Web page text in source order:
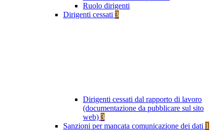
Ruolo dirigenti
Dirigenti cessati 3
Dirigenti cessati dal rapporto di lavoro
(documentazione da pubblicare sul sito
web) 3
Sanzioni per mancata comunicazione dei dati 1